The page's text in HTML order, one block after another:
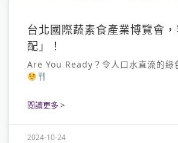
台北國際蔬素食產業博覽會
配」！
Are You Ready？令人口水直流的綠
閱讀更多 >
2024-10-24